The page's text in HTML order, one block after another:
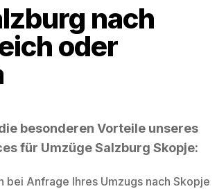
nach
oder
besonderen Vorteile unseres
für Umzüge Salzburg Skopje:
bei Anfrage Ihres Umzugs nach Skopje